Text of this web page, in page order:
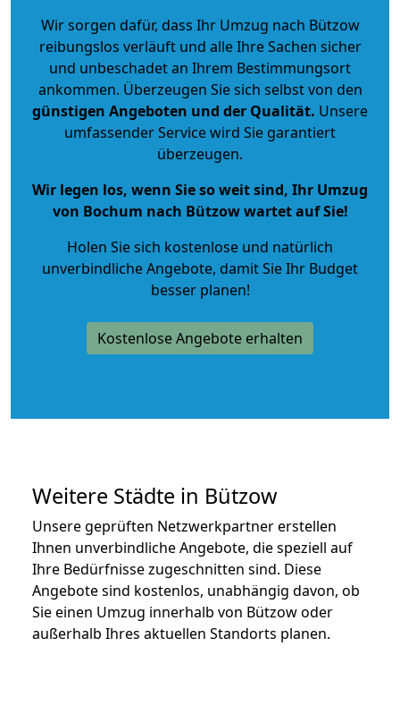
Wir sorgen dafür, dass Ihr Umzug nach Bützow
reibungslos verläuft und alle Ihre Sachen sicher
und unbeschadet an Ihrem Bestimmungsort
ankommen. Überzeugen Sie sich selbst von den
günstigen Angeboten und der Qualität. Unsere
umfassender Service wird Sie garantiert
überzeugen.
Wir legen los, wenn Sie so weit sind, Ihr Umzug
von Bochum nach Bützow wartet auf Sie!
Holen Sie sich kostenlose und natürlich
unverbindliche Angebote, damit Sie Ihr Budget
besser planen!
Kostenlose Angebote erhalten
Weitere Städte in Bützow
Unsere geprüften Netzwerkpartner erstellen
Ihnen unverbindliche Angebote, die speziell auf
Ihre Bedürfnisse zugeschnitten sind. Diese
Angebote sind kostenlos, unabhängig davon, ob
Sie einen Umzug innerhalb von Bützow oder
außerhalb Ihres aktuellen Standorts planen.